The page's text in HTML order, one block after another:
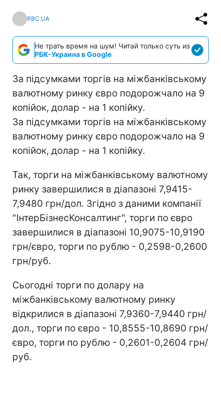
RBC.UA
Не трать время на шум! Читай только суть из
РБК-Украина в Google
За підсумками торгів на міжбанківському
валютному ринку євро подорожчало на 9
копійок, долар - на 1 копійку.
За підсумками торгів на міжбанківському
валютному ринку євро подорожчало на 9
копійок, долар - на 1 копійку.
Так, торги на міжбанківському валютному
ринку завершилися в діапазоні 7,9415-
7,9480 грн/дол. Згідно з даними компанії
"ІнтерБізнесКонсалтинг", торги по євро
завершилися в діапазоні 10,9075-10,9190
грн/євро, торги по рублю - 0,2598-0,2600
грн/руб.
Сьогодні торги по долару на
міжбанківському валютному ринку
відкрилися в діапазоні 7,9360-7,9440 грн/
дол., торги по євро - 10,8555-10,8690 грн/
євро, торги по рублю - 0,2601-0,2604 грн/
руб.